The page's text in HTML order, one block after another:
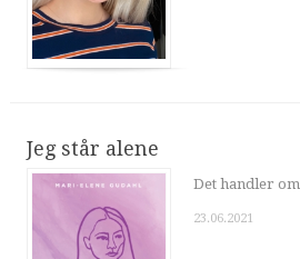
Jeg står alene
Det handler
23.06.2021